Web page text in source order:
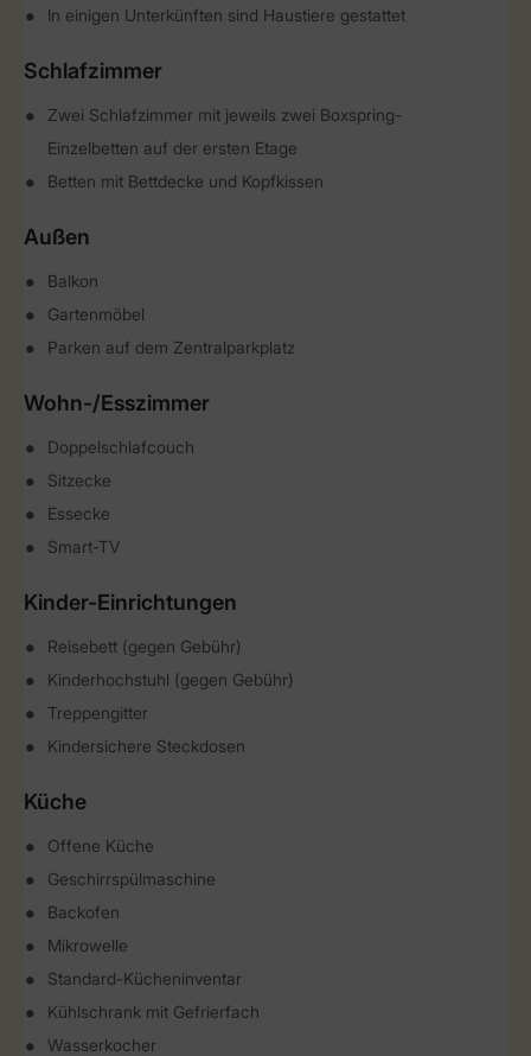
In einigen Unterkünften sind Haustiere gestattet
Schlafzimmer
Zwei Schlafzimmer mit jeweils zwei Boxspring-
Einzelbetten auf der ersten Etage
Betten mit Bettdecke und Kopfkissen
Außen
Balkon
Gartenmöbel
Parken auf dem Zentralparkplatz
Wohn-/Esszimmer
Doppelschlafcouch
Sitzecke
Essecke
Smart-TV
Kinder-Einrichtungen
Reisebett (gegen Gebühr)
Kinderhochstuhl (gegen Gebühr)
Treppengitter
Kindersichere Steckdosen
Küche
Offene Küche
Geschirrspülmaschine
Backofen
Mikrowelle
Standard-Kücheninventar
Kühlschrank mit Gefrierfach
Wasserkocher